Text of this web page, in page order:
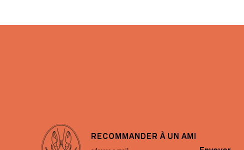
RECOMMANDER À UN AMI